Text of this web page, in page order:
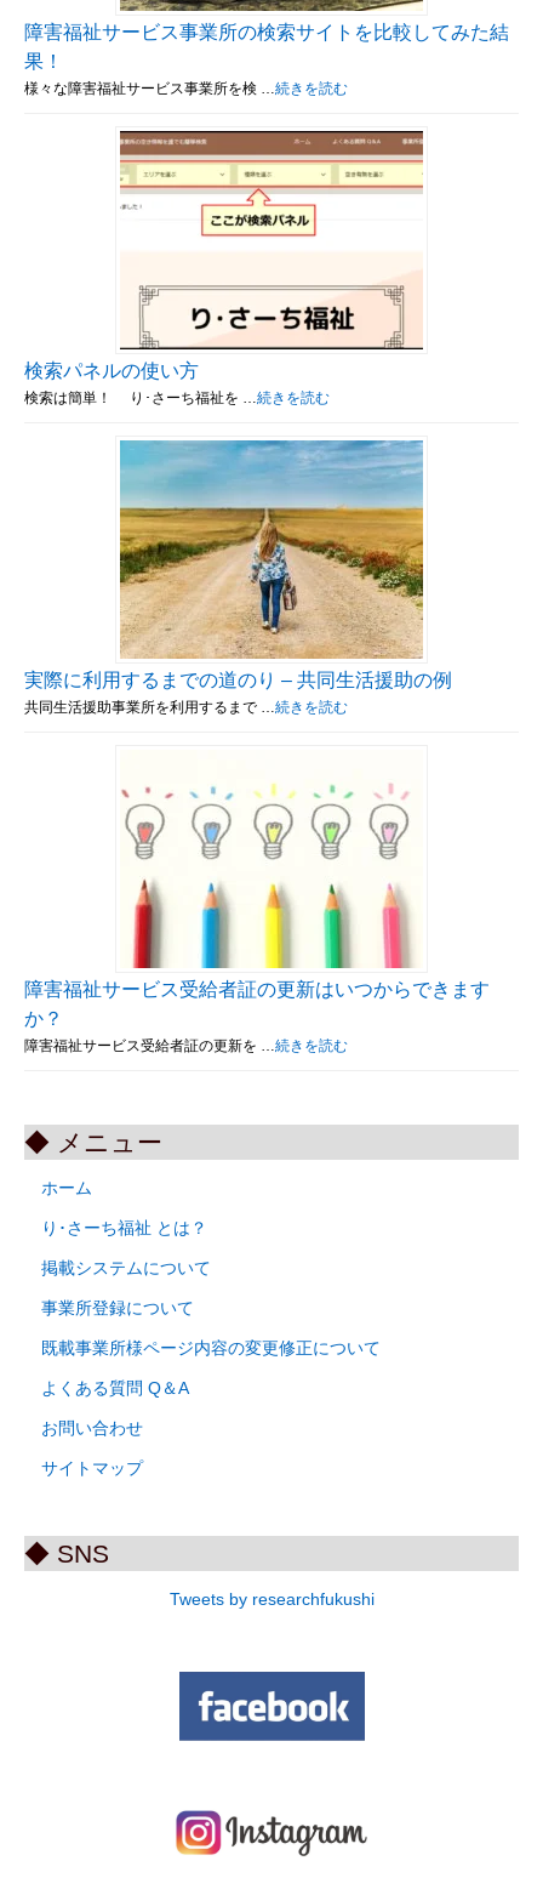
障害福祉サービス事業所の検索サイトを比較してみた結
果！
様々な障害福祉サービス事業所を検 … 続きを読む
検索パネルの使い方
検索は簡単！ り･さーち福祉を … 続きを読む
実際に利用するまでの道のり – 共同生活援助の例
共同生活援助事業所を利用するまで … 続きを読む
障害福祉サービス受給者証の更新はいつからできます
か？
障害福祉サービス受給者証の更新を … 続きを読む
◆ メニュー
ホーム
り･さーち福祉 とは？
掲載システムについて
事業所登録について
既載事業所様ページ内容の変更修正について
よくある質問 Q＆A
お問い合わせ
サイトマップ
◆ SNS
Tweets by researchfukushi